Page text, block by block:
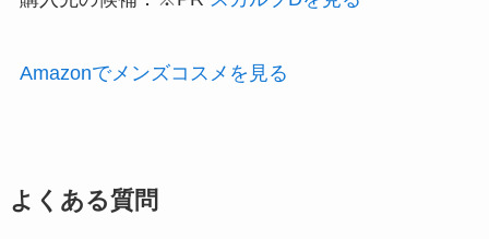
Amazonでメンズコスメを見る
よくある質問